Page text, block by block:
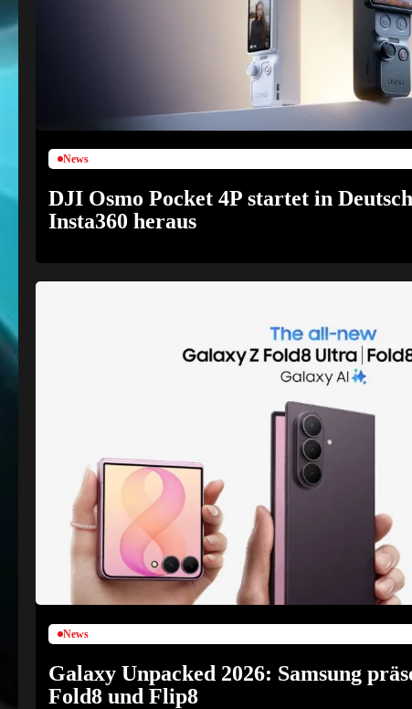
News
DJI Osmo Pocket 4P startet in
Insta360 heraus
News
Galaxy Unpacked 2026: Samsung
Fold8 und Flip8